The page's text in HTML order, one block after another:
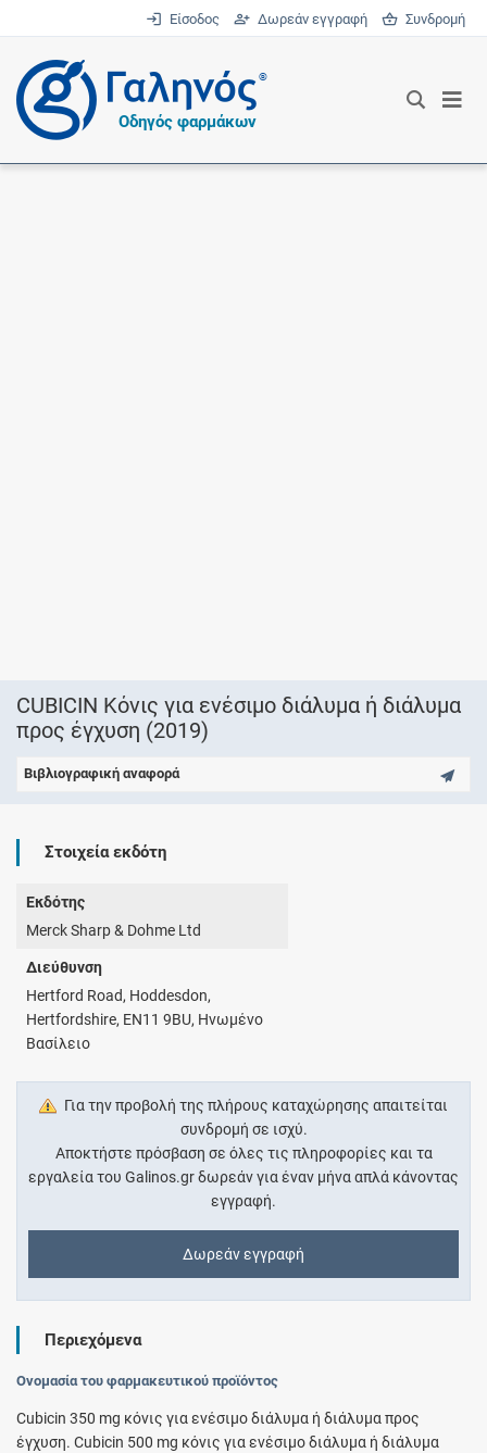
Είσοδος Δωρεάν εγγραφή Συνδρομή
®
Οδηγός φαρμάκων
CUBICIN Κόνις για ενέσιμο διάλυμα ή διάλυμα
προς έγχυση (2019)
Βιβλιογραφική αναφορά
Στοιχεία εκδότη
Εκδότης
Merck Sharp & Dohme Ltd
Διεύθυνση
Hertford Road, Hoddesdon,
Hertfordshire, EN11 9BU, Ηνωμένο
Βασίλειο
Για την προβολή της πλήρους καταχώρησης απαιτείται
συνδρομή σε ισχύ.
Αποκτήστε πρόσβαση σε όλες τις πληροφορίες και τα
εργαλεία του Galinos.gr δωρεάν για έναν μήνα απλά κάνοντας
εγγραφή.
Δωρεάν εγγραφή
Περιεχόμενα
Ονομασία του φαρμακευτικού προϊόντος
Cubicin 350 mg κόνις για ενέσιμο διάλυμα ή διάλυμα προς
έγχυση. Cubicin 500 mg κόνις για ενέσιμο διάλυμα ή διάλυμα